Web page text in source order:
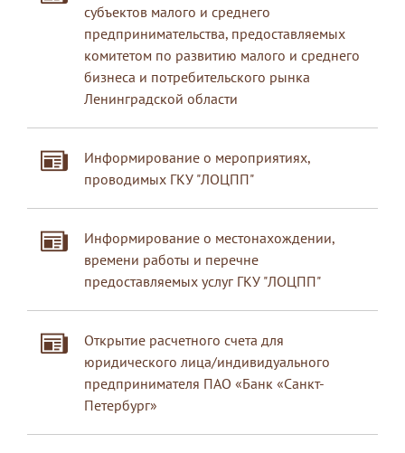
субъектов малого и среднего
предпринимательства, предоставляемых
комитетом по развитию малого и среднего
бизнеса и потребительского рынка
Ленинградской области
Информирование о мероприятиях,
проводимых ГКУ "ЛОЦПП"
Информирование о местонахождении,
времени работы и перечне
предоставляемых услуг ГКУ "ЛОЦПП"
Открытие расчетного счета для
юридического лица/индивидуального
предпринимателя ПАО «Банк «Санкт-
Петербург»